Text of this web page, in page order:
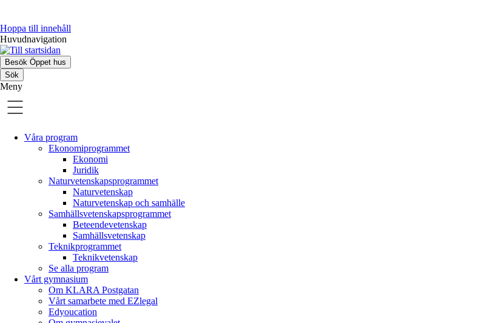
Hoppa till innehåll
Huvudnavigation
Besök Öppet hus
Sök
Meny
Våra program
Ekonomiprogrammet
Ekonomi
Juridik
Naturvetenskapsprogrammet
Naturvetenskap
Naturvetenskap och samhälle
Samhällsvetenskaps­programmet
Beteendevetenskap
Samhällsvetenskap
Teknikprogrammet
Teknikvetenskap
Se alla program
Vårt gymnasium
Om KLARA Postgatan
Vårt samarbete med EZlegal
Edyoucation